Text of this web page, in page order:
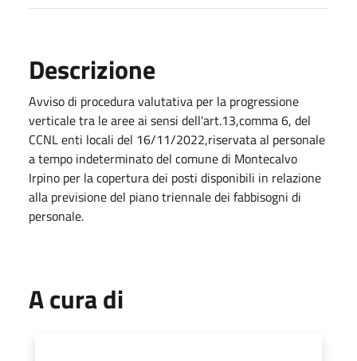
Descrizione
Avviso di procedura valutativa per la progressione
verticale tra le aree ai sensi dell'art.13,comma 6, del
CCNL enti locali del 16/11/2022,riservata al personale
a tempo indeterminato del comune di Montecalvo
Irpino per la copertura dei posti disponibili in relazione
alla previsione del piano triennale dei fabbisogni di
personale.
A cura di